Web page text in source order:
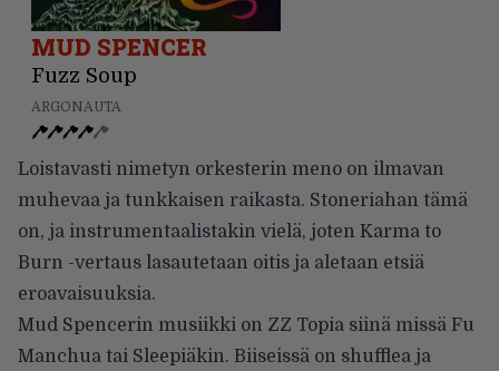
MUD SPENCER
Fuzz Soup
ARGONAUTA
Loistavasti nimetyn orkesterin meno on ilmavan
muhevaa ja tunkkaisen raikasta. Stoneriahan tämä
on, ja instrumentaalistakin vielä, joten Karma to
Burn -vertaus lasautetaan oitis ja aletaan etsiä
eroavaisuuksia.
Mud Spencerin musiikki on ZZ Topia siinä missä Fu
Manchua tai Sleepiäkin. Biiseissä on shufflea ja